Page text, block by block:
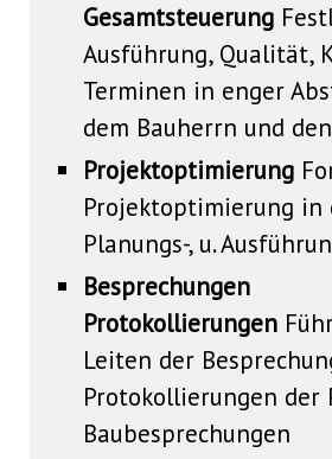
Gesamtsteuerung
Ausführung, Qualität,
Terminen in enger
dem Bauherrn und
Projektoptimierung
Projektoptimierung in
Planungs-, u.
Besprechungen
Protokollierungen
Leiten der
Protokollierungen der
Baubesprechungen